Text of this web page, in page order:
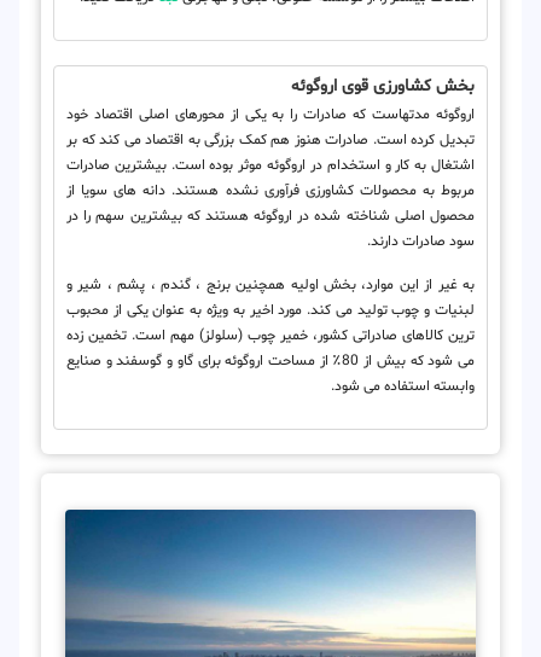
بخش کشاورزی قوی اروگوئه
اروگوئه مدتهاست که صادرات را به یکی از محورهای اصلی اقتصاد خود
تبدیل کرده است. صادرات هنوز هم کمک بزرگی به اقتصاد می کند که بر
اشتغال به کار و استخدام در اروگوئه موثر بوده است. بیشترین صادرات
مربوط به محصولات کشاورزی فرآوری نشده هستند. دانه های سویا از
محصول اصلی شناخته شده در اروگوئه هستند که بیشترین سهم را در
سود صادرات دارند.
به غیر از این موارد، بخش اولیه همچنین برنج ، گندم ، پشم ، شیر و
لبنیات و چوب تولید می کند. مورد اخیر به ویژه به عنوان یکی از محبوب
ترین کالاهای صادراتی کشور، خمیر چوب (سلولز) مهم است. تخمین زده
می شود که بیش از 80٪ از مساحت اروگوئه برای گاو و گوسفند و صنایع
وابسته استفاده می شود.